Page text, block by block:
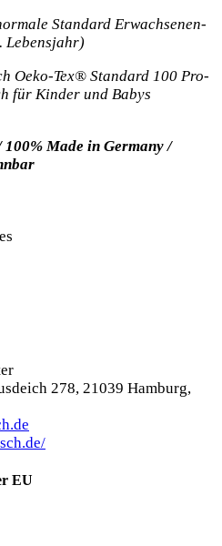
Stan­dard Erwach­se­nen-
Lebensjahr)
Oeko-Tex® Stan­dard 100 Pro­
für Kin­der und Babys
Made in Ger­ma­ny /
278, 21039 Hamburg,
EU